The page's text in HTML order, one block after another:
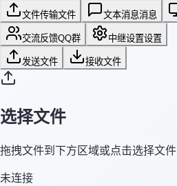
文件传输文件 文本消息消息
交流反馈QQ群 中继设置设置
发送文件 接收文件
选择文件
拖拽文件到下方区域或点击选择文件
未连接